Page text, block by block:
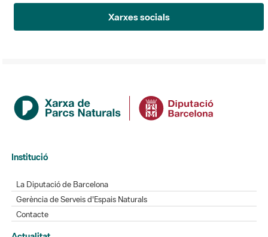
Xarxes socials
Institució
La Diputació de Barcelona
Gerència de Serveis d'Espais Naturals
Contacte